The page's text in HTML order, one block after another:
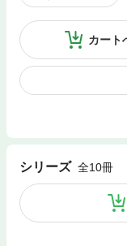
カート
シリーズ 全10冊